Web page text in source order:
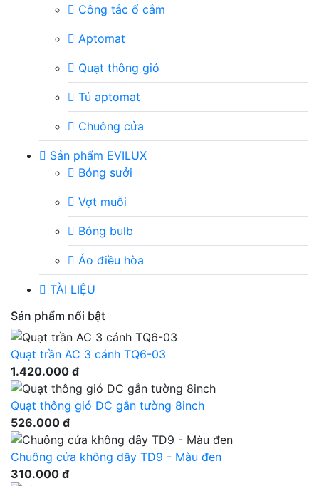
Công tắc ổ cắm
Aptomat
Quạt thông gió
Tủ aptomat
Chuông cửa
Sản phẩm EVILUX
Bóng sưởi
Vợt muỗi
Bóng bulb
Áo điều hòa
TÀI LIỆU
Sản phẩm nổi bật
Quạt trần AC 3 cánh TQ6-03
1.420.000 đ
Quạt thông gió DC gắn tường 8inch
526.000 đ
Chuông cửa không dây TD9 - Màu đen
310.000 đ